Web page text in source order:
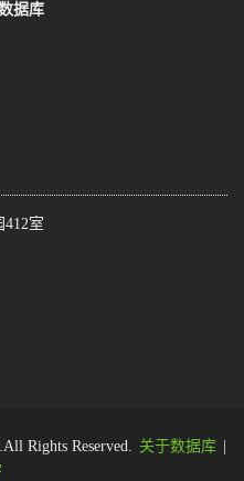
据库
412室
Rights Reserved. 关于数据库